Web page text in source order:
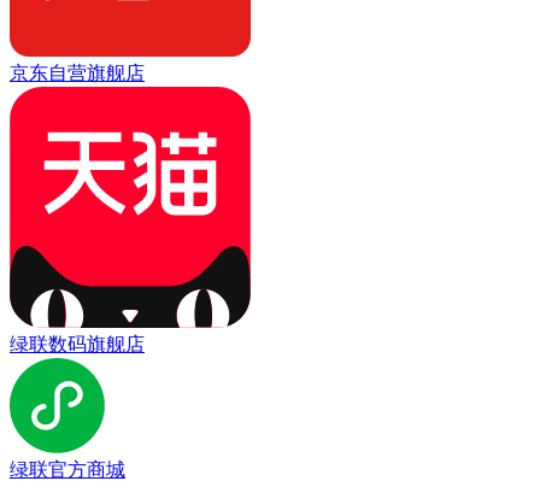
京东自营旗舰店
绿联数码旗舰店
绿联官方商城